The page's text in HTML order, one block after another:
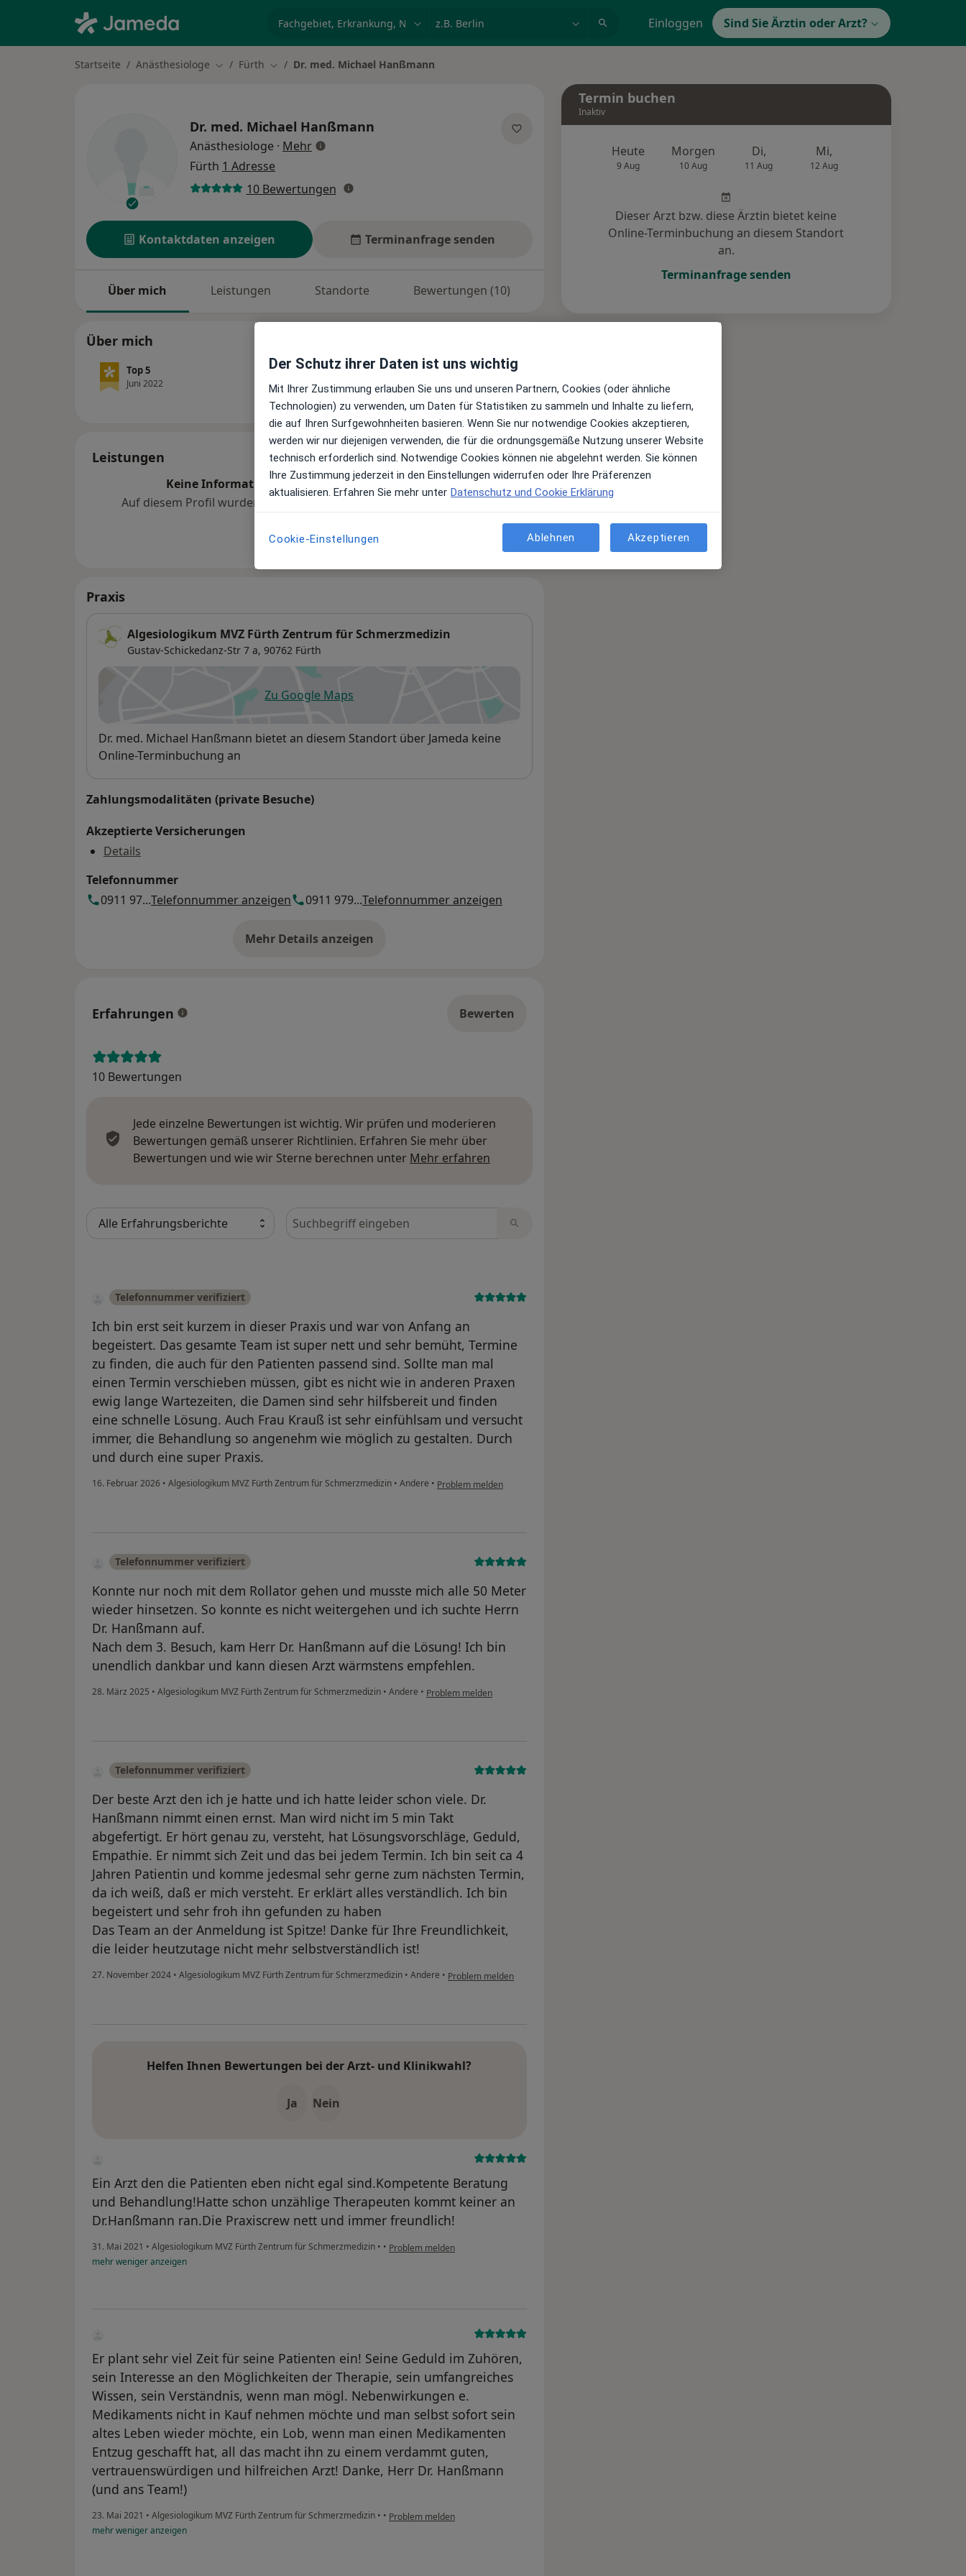
Einloggen Sind Sie Ärztin oder Arzt?
Startseite Anästhesiologe Stadt ändern
Fürth Stadt ändern
Dr. med. Michael Hanßmann
Dr. med. Michael Hanßmann
Anästhesiologe · Mehrüber Spezialisierungen
Fürth 1 Adresse
10 Bewertungen
Kontaktdaten anzeigen Terminanfrage senden
Über mich Leistungen Standorte Bewertungen (10)
Über mich
Top 5
Juni 2022
Leistungen
Keine Informationen über Leistungen und Kosten
Auf diesem Profil wurden noch keine Informationen über Leistungen
Praxis
Algesiologikum MVZ Fürth Zentrum für Schmerzmedizin
Gustav-Schickedanz-Str 7 a, 90762 Fürth
Zu Google Mapsöffnet in einer neuen Registerkarte
Verfügbarkeit
Dr. med. Michael Hanßmann bietet an diesem Standort über Jameda keine
Online-Terminbuchung an
Zahlungsmodalitäten (private Besuche)
Akzeptierte Versicherungen
Details
Telefonnummer
0911 97...Telefonnummer anzeigen 0911 979...Telefonnummer anzeigen
Mehr Details anzeigen
über die Adresse
Erfahrungen Bewerten
10 Bewertungen
Jede einzelne Bewertungen ist wichtig. Wir prüfen und moderieren
Bewertungen gemäß unserer Richtlinien. Erfahren Sie mehr über
Bewertungen und wie wir Sterne berechnen unter Mehr erfahren
Bewertungen durchsuchen
Telefonnummer verifiziert
Ich bin erst seit kurzem in dieser Praxis und war von Anfang an
begeistert. Das gesamte Team ist super nett und sehr bemüht, Termine
zu finden, die auch für den Patienten passend sind. Sollte man mal
einen Termin verschieben müssen, gibt es nicht wie in anderen Praxen
ewig lange Wartezeiten, die Damen sind sehr hilfsbereit und finden
eine schnelle Lösung. Auch Frau Krauß ist sehr einfühlsam und versucht
immer, die Behandlung so angenehm wie möglich zu gestalten. Durch
und durch eine super Praxis.
16. Februar 2026 • Algesiologikum MVZ Fürth Zentrum für Schmerzmedizin • Andere • Problem melden
Telefonnummer verifiziert
Konnte nur noch mit dem Rollator gehen und musste mich alle 50 Meter
wieder hinsetzen. So konnte es nicht weitergehen und ich suchte Herrn
Dr. Hanßmann auf.
Nach dem 3. Besuch, kam Herr Dr. Hanßmann auf die Lösung! Ich bin
unendlich dankbar und kann diesen Arzt wärmstens empfehlen.
28. März 2025 • Algesiologikum MVZ Fürth Zentrum für Schmerzmedizin • Andere • Problem melden
Telefonnummer verifiziert
Der beste Arzt den ich je hatte und ich hatte leider schon viele. Dr.
Hanßmann nimmt einen ernst. Man wird nicht im 5 min Takt
abgefertigt. Er hört genau zu, versteht, hat Lösungsvorschläge, Geduld,
Empathie. Er nimmt sich Zeit und das bei jedem Termin. Ich bin seit ca 4
Jahren Patientin und komme jedesmal sehr gerne zum nächsten Termin,
da ich weiß, daß er mich versteht. Er erklärt alles verständlich. Ich bin
begeistert und sehr froh ihn gefunden zu haben ‍
Das Team an der Anmeldung ist Spitze! Danke für Ihre Freundlichkeit,
die leider heutzutage nicht mehr selbstverständlich ist!
27. November 2024 • Algesiologikum MVZ Fürth Zentrum für Schmerzmedizin • Andere • Problem melden
Helfen Ihnen Bewertungen bei der Arzt- und Klinikwahl?
Ja Nein
Ein Arzt den die Patienten eben nicht egal sind.Kompetente Beratung
und Behandlung!Hatte schon unzählige Therapeuten kommt keiner an
Dr.Hanßmann ran.Die Praxiscrew nett und immer freundlich!
31. Mai 2021 • Algesiologikum MVZ Fürth Zentrum für Schmerzmedizin • • Problem melden
mehrwenigeranzeigen
Er plant sehr viel Zeit für seine Patienten ein! Seine Geduld im Zuhören,
sein Interesse an den Möglichkeiten der Therapie, sein umfangreiches
Wissen, sein Verständnis, wenn man mögl. Nebenwirkungen e.
Medikaments nicht in Kauf nehmen möchte und man selbst sofort sein
altes Leben wieder möchte, ein Lob, wenn man einen Medikamenten
Entzug geschafft hat, all das macht ihn zu einem verdammt guten,
vertrauenswürdigen und hilfreichen Arzt! Danke, Herr Dr. Hanßmann
(und ans Team!)
23. Mai 2021 • Algesiologikum MVZ Fürth Zentrum für Schmerzmedizin • • Problem melden
mehrwenigeranzeigen
Termin buchen
Inaktiv
Heute
9 Aug
Morgen
10 Aug
Di,
11 Aug
Mi,
12 Aug
Dieser Arzt bzw. diese Ärztin bietet keine
Online-Terminbuchung an diesem Standort
an.
Terminanfrage senden
Der Schutz ihrer Daten ist uns wichtig
Mit Ihrer Zustimmung erlauben Sie uns und unseren Partnern, Cookies (oder ähnliche
Technologien) zu verwenden, um Daten für Statistiken zu sammeln und Inhalte zu liefern,
die auf Ihren Surfgewohnheiten basieren. Wenn Sie nur notwendige Cookies akzeptieren,
werden wir nur diejenigen verwenden, die für die ordnungsgemäße Nutzung unserer Website
technisch erforderlich sind. Notwendige Cookies können nie abgelehnt werden. Sie können
Ihre Zustimmung jederzeit in den Einstellungen widerrufen oder Ihre Präferenzen
aktualisieren. Erfahren Sie mehr unter Datenschutz und Cookie Erklärung
Cookie-Einstellungen Ablehnen Akzeptieren